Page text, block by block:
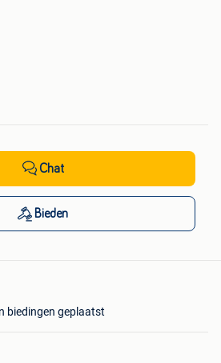
Chat
Bieden
biedingen geplaatst